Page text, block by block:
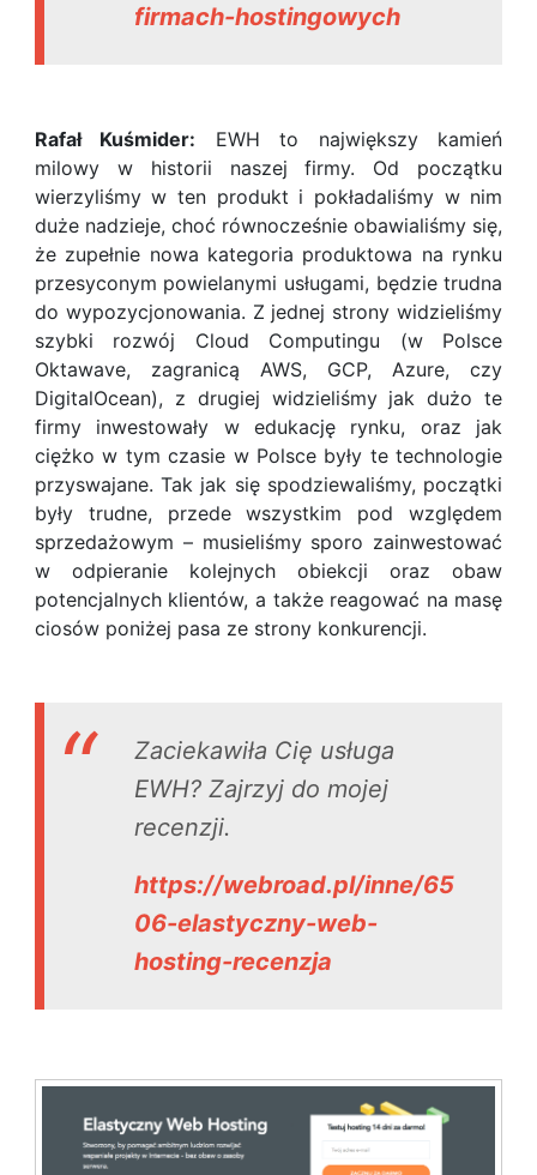
firmach-hostingowych
Rafał Kuśmider: EWH to największy kamień
milowy w historii naszej firmy. Od początku
wierzyliśmy w ten produkt i pokładaliśmy w nim
duże nadzieje, choć równocześnie obawialiśmy się,
że zupełnie nowa kategoria produktowa na rynku
przesyconym powielanymi usługami, będzie trudna
do wypozycjonowania. Z jednej strony widzieliśmy
szybki rozwój Cloud Computingu (w Polsce
Oktawave, zagranicą AWS, GCP, Azure, czy
DigitalOcean), z drugiej widzieliśmy jak dużo te
firmy inwestowały w edukację rynku, oraz jak
ciężko w tym czasie w Polsce były te technologie
przyswajane. Tak jak się spodziewaliśmy, początki
były trudne, przede wszystkim pod względem
sprzedażowym – musieliśmy sporo zainwestować
w odpieranie kolejnych obiekcji oraz obaw
potencjalnych klientów, a także reagować na masę
ciosów poniżej pasa ze strony konkurencji.
Zaciekawiła Cię usługa
EWH? Zajrzyj do mojej
recenzji.
https://webroad.pl/inne/65
06-elastyczny-web-
hosting-recenzja